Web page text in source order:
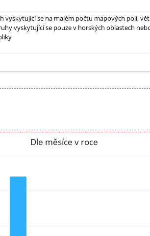
vyskytující se na malém počtu mapových polí,
vyskytující se pouze v horských oblastech
Dle měsíce v roce
0 to 22.